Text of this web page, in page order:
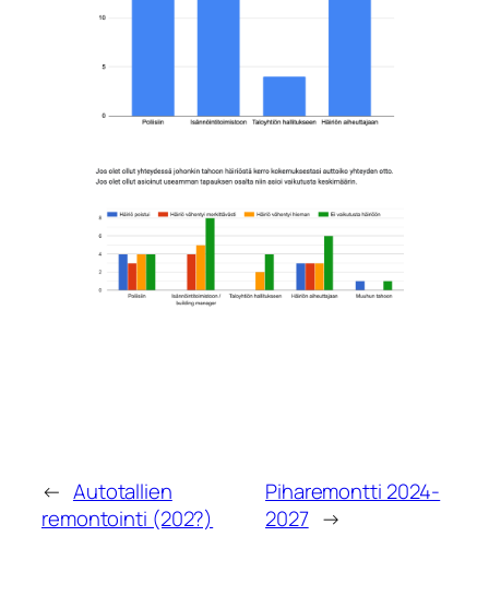
← Autotallien
remontointi (202?)
Piharemontti 2024-
2027 →